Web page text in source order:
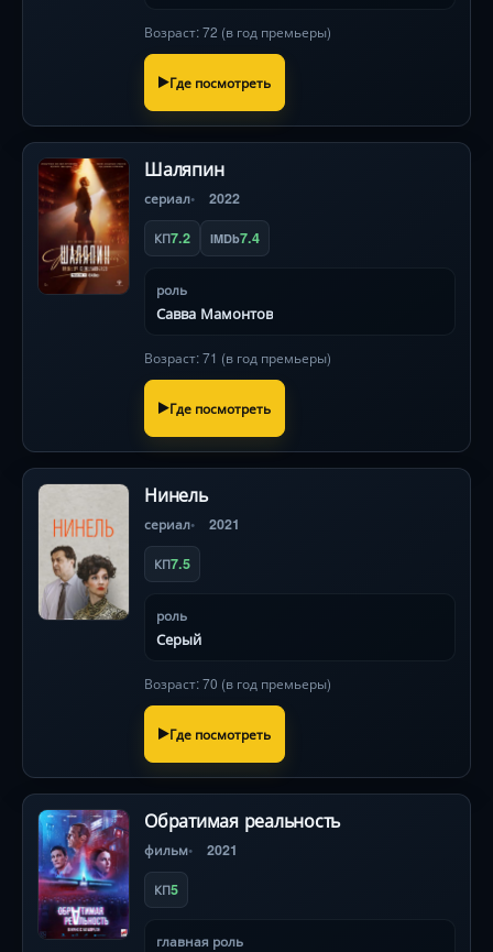
Возраст: 72 (в год премьеры)
Где посмотреть
Шаляпин
сериал 2022
КП7.2 IMDb7.4
роль
Савва Мамонтов
Возраст: 71 (в год премьеры)
Где посмотреть
Нинель
сериал 2021
КП7.5
роль
Серый
Возраст: 70 (в год премьеры)
Где посмотреть
Обратимая реальность
фильм 2021
КП5
главная роль